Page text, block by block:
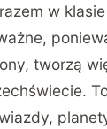
w
tworzą